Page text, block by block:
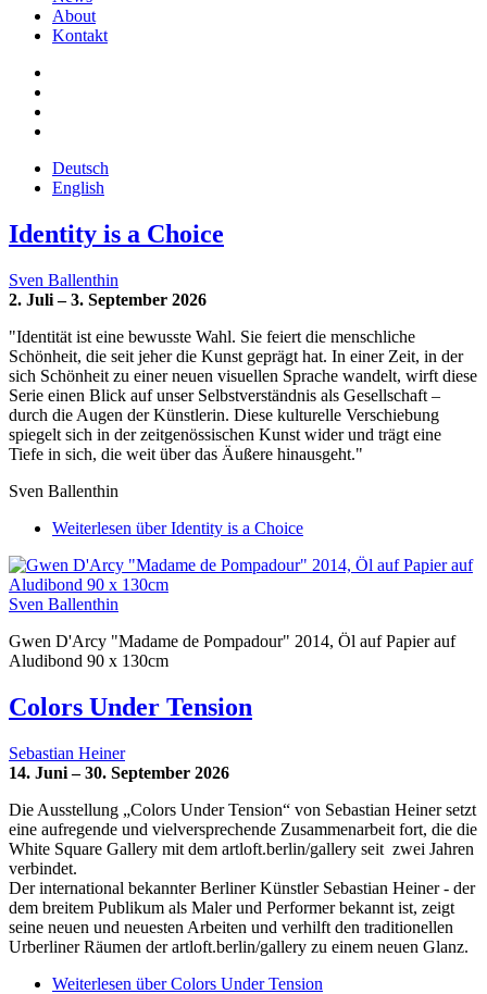
About
Kontakt
Deutsch
English
Identity is a Choice
Sven Ballenthin
2. Juli – 3. September 2026
"Identität ist eine bewusste Wahl. Sie feiert die menschliche
Schönheit, die seit jeher die Kunst geprägt hat. In einer Zeit, in der
sich Schönheit zu einer neuen visuellen Sprache wandelt, wirft diese
Serie einen Blick auf unser Selbstverständnis als Gesellschaft –
durch die Augen der Künstlerin. Diese kulturelle Verschiebung
spiegelt sich in der zeitgenössischen Kunst wider und trägt eine
Tiefe in sich, die weit über das Äußere hinausgeht."
Sven Ballenthin
Weiterlesen über Identity is a Choice
Sven Ballenthin
Gwen D'Arcy "Madame de Pompadour" 2014, Öl auf Papier auf
Aludibond 90 x 130cm
Colors Under Tension
Sebastian Heiner
14. Juni – 30. September 2026
Die Ausstellung „Colors Under Tension“ von Sebastian Heiner setzt
eine aufregende und vielversprechende Zusammenarbeit fort, die die
White Square Gallery mit dem artloft.berlin/gallery seit zwei Jahren
verbindet.
Der international bekannter Berliner Künstler Sebastian Heiner - der
dem breitem Publikum als Maler und Performer bekannt ist, zeigt
seine neuen und neuesten Arbeiten und verhilft den traditionellen
Urberliner Räumen der artloft.berlin/gallery zu einem neuen Glanz.
Weiterlesen über Colors Under Tension